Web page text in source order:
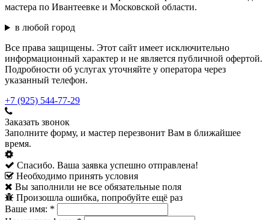
мастера по Ивантеевке и Московской области.
в любой город
Все права защищены. Этот сайт имеет исключительно
информационный характер и не является публичной офертой.
Подробности об услугах уточняйте у оператора через
указанный телефон.
+7 (925) 544-77-29
Заказать звонок
Заполните форму, и мастер перезвонит Вам в ближайшее
время.
Спасибо. Ваша заявка успешно отправлена!
Необходимо принять условия
Вы заполнили не все обязательные поля
Произошла ошибка, попробуйте ещё раз
Ваше имя: *